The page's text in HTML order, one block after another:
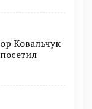
Ковальчук